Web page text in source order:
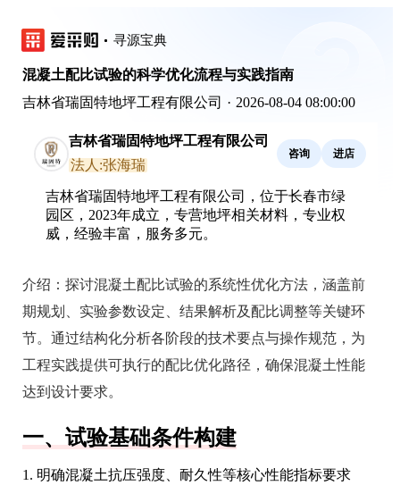
寻源宝典
混凝土配比试验的科学优化流程与实践指南
吉林省瑞固特地坪工程有限公司 · 2026-08-04 08:00:00
吉林省瑞固特地坪工程有限公司
法人:张海瑞
咨询 进店
吉林省瑞固特地坪工程有限公司，位于长春市绿
园区，2023年成立，专营地坪相关材料，专业权
威，经验丰富，服务多元。
介绍： 探讨混凝土配比试验的系统性优化方法，涵盖前
期规划、实验参数设定、结果解析及配比调整等关键环
节。通过结构化分析各阶段的技术要点与操作规范，为
工程实践提供可执行的配比优化路径，确保混凝土性能
达到设计要求。
一、试验基础条件构建
1. 明确混凝土抗压强度、耐久性等核心性能指标要求